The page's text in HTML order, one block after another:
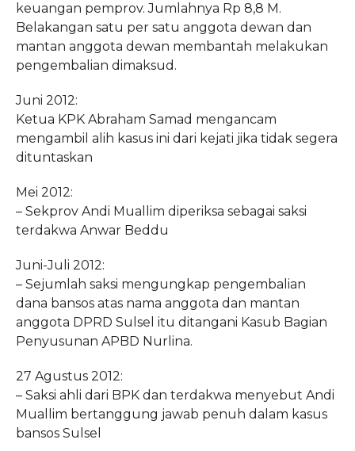
keuangan pemprov. Jumlahnya Rp 8,8 M.
Belakangan satu per satu anggota dewan dan
mantan anggota dewan membantah melakukan
pengembalian dimaksud.
Juni 2012:
Ketua KPK Abraham Samad mengancam
mengambil alih kasus ini dari kejati jika tidak segera
dituntaskan
Mei 2012:
– Sekprov Andi Muallim diperiksa sebagai saksi
terdakwa Anwar Beddu
Juni-Juli 2012:
– Sejumlah saksi mengungkap pengembalian
dana bansos atas nama anggota dan mantan
anggota DPRD Sulsel itu ditangani Kasub Bagian
Penyusunan APBD Nurlina.
27 Agustus 2012:
– Saksi ahli dari BPK dan terdakwa menyebut Andi
Muallim bertanggung jawab penuh dalam kasus
bansos Sulsel